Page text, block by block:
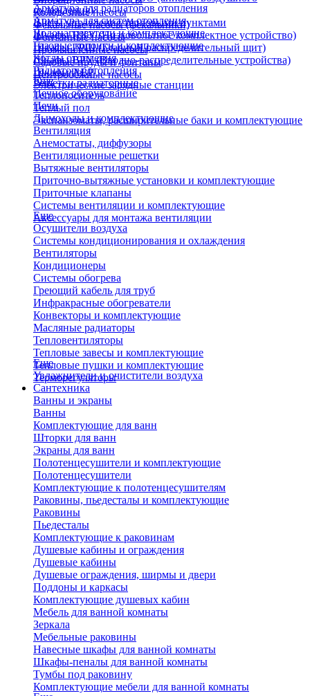
Колодезные насосы
Фекальные насосы (фекальники)
Фонтанные насосы
Промышленные насосы
Садовые пруды и фонтаны
Центробежные насосы
охлаждения)
Щиты управления тепловыми пунктами
Шкафы НКУ (Низковольтное комплектное устройство)
Шкафы ГРЩ (Главный распределительный щит)
Шкафы ВРУ (Вводно-распределительные устройства)
Шкафы АВР
Электрические зарядные станции
Арматура для радиаторов отопления
Арматура для систем отопления
Водонагреватели и комплектующие
Газовые колонки и комплектующие
Котлы отопления
Радиаторы отопления
Решетки радиаторные
Теплоноситель
Теплый пол
Экспанзоматы, расширительные баки и комплектующие
Еще
Печное оборудование
Печи
Дымоходы и комплектующие
Вентиляция
Анемостаты, диффузоры
Вентиляционные решетки
Вытяжные вентиляторы
Приточно-вытяжные установки и комплектующие
Приточные клапаны
Системы вентиляции и комплектующие
Аксессуары для монтажа вентиляции
Еще
Осушители воздуха
Системы кондиционирования и охлаждения
Вентиляторы
Кондиционеры
Системы обогрева
Греющий кабель для труб
Инфракрасные обогреватели
Конвекторы и комплектующие
Масляные радиаторы
Тепловентиляторы
Тепловые завесы и комплектующие
Тепловые пушки и комплектующие
Терморегуляторы
Еще
Увлажнители и очистители воздуха
Сантехника
Ванны и экраны
Ванны
Комплектующие для ванн
Шторки для ванн
Экраны для ванн
Полотенцесушители и комплектующие
Полотенцесушители
Комплектующие к полотенцесушителям
Раковины, пьедесталы и комплектующие
Раковины
Пьедесталы
Комплектующие к раковинам
Душевые кабины и ограждения
Душевые кабины
Душевые ограждения, ширмы и двери
Поддоны и каркасы
Комплектующие душевых кабин
Мебель для ванной комнаты
Зеркала
Мебельные раковины
Навесные шкафы для ванной комнаты
Шкафы-пеналы для ванной комнаты
Тумбы под раковину
Комплектующие мебели для ванной комнаты